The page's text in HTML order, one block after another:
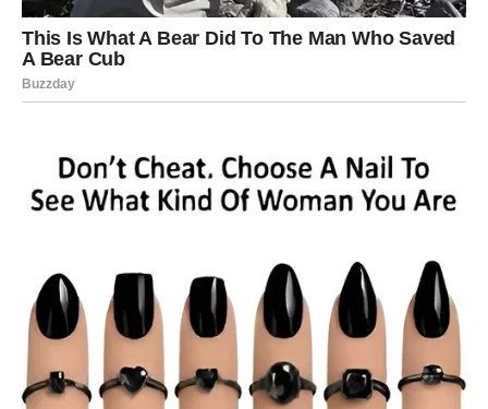
Na emotivnom planu, oslobađate se odnosa koji vas guše.
Dolazi više slobode, ali i iskrenijih emocija. Na poslovnom
planu, nove ideje dobijaju podršku.
dišete punim plućima.
RIBE – Vreme čuda, ljubavi i
Ribe su znak koji veruje i onda kada drugi odustanu. U
prethodnom periodu mnoge Ribe su bile razočarane,
povređene ili umorne od davanja. Međutim, univerzum to
vidi i sada vraća dug.